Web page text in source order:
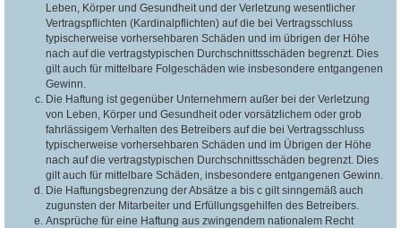
Leben, Körper und Gesundheit und der Verletzung wesentlicher
Vertragspflichten (Kardinalpflichten) auf die bei Vertragsschluss
typischerweise vorhersehbaren Schäden und im übrigen der Höhe
nach auf die vertragstypischen Durchschnittsschäden begrenzt. Dies
gilt auch für mittelbare Folgeschäden wie insbesondere entgangenen
Gewinn.
Die Haftung ist gegenüber Unternehmern außer bei der Verletzung
von Leben, Körper und Gesundheit oder vorsätzlichem oder grob
fahrlässigem Verhalten des Betreibers auf die bei Vertragsschluss
typischerweise vorhersehbaren Schäden und im Übrigen der Höhe
nach auf die vertragstypischen Durchschnittsschäden begrenzt. Dies
gilt auch für mittelbare Schäden, insbesondere entgangenen Gewinn.
Die Haftungsbegrenzung der Absätze a bis c gilt sinngemäß auch
zugunsten der Mitarbeiter und Erfüllungsgehilfen des Betreibers.
Ansprüche für eine Haftung aus zwingendem nationalem Recht